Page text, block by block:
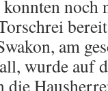
noch
am
wurde auf
die